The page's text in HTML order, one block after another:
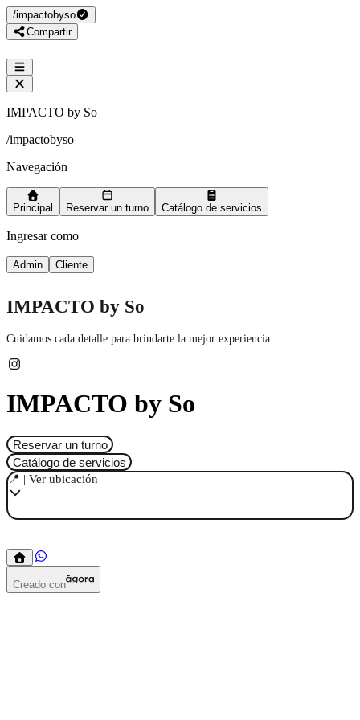
/impactobyso
Compartir
IMPACTO by So
/impactobyso
Navegación
Principal Reservar un turno Catálogo de servicios
Ingresar como
Admin Cliente
IMPACTO by So
Cuidamos cada detalle para brindarte la mejor experiencia.
IMPACTO by So
Reservar un turno
Catálogo de servicios
📍 | Ver ubicación
Creado con